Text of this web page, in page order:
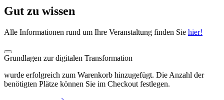
Gut zu wissen
Alle Informationen rund um Ihre Veranstaltung finden Sie hier!
Grundlagen zur digitalen Transformation
wurde erfolgreich zum Warenkorb hinzugefügt. Die Anzahl der
benötigten Plätze können Sie im Checkout festlegen.